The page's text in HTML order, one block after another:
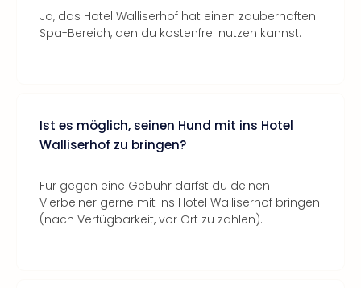
Ja, das Hotel Walliserhof hat einen zauberhaften
Spa-Bereich, den du kostenfrei nutzen kannst.
Ist es möglich, seinen Hund mit ins Hotel
Walliserhof zu bringen?
Für gegen eine Gebühr darfst du deinen
Vierbeiner gerne mit ins Hotel Walliserhof bringen
(nach Verfügbarkeit, vor Ort zu zahlen).